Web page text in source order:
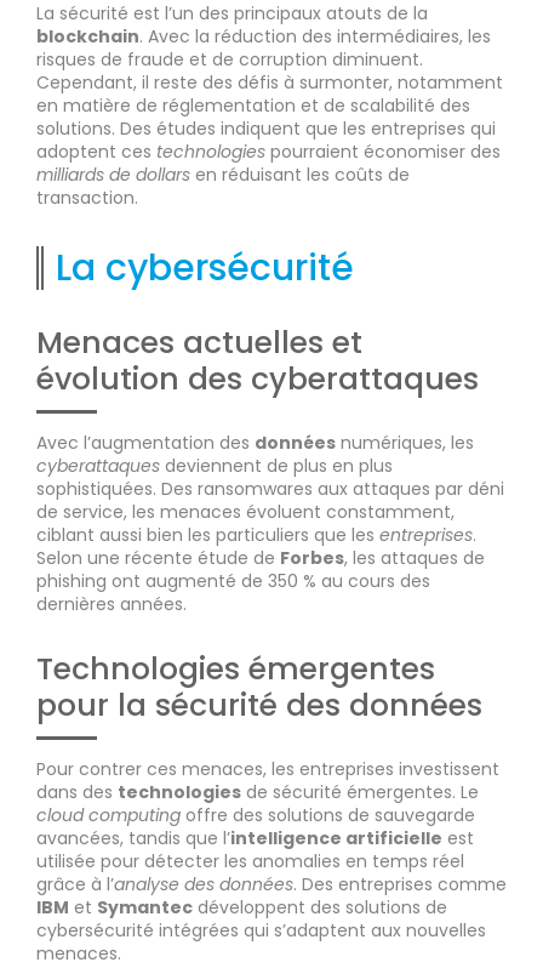
La sécurité est l’un des principaux atouts de la
blockchain. Avec la réduction des intermédiaires, les
risques de fraude et de corruption diminuent.
Cependant, il reste des défis à surmonter, notamment
en matière de réglementation et de scalabilité des
solutions. Des études indiquent que les entreprises qui
adoptent ces technologies pourraient économiser des
milliards de dollars en réduisant les coûts de
transaction.
La cybersécurité
Menaces actuelles et
évolution des cyberattaques
Avec l’augmentation des données numériques, les
cyberattaques deviennent de plus en plus
sophistiquées. Des ransomwares aux attaques par déni
de service, les menaces évoluent constamment,
ciblant aussi bien les particuliers que les entreprises.
Selon une récente étude de Forbes, les attaques de
phishing ont augmenté de 350 % au cours des
dernières années.
Technologies émergentes
pour la sécurité des données
Pour contrer ces menaces, les entreprises investissent
dans des technologies de sécurité émergentes. Le
cloud computing offre des solutions de sauvegarde
avancées, tandis que l’intelligence artificielle est
utilisée pour détecter les anomalies en temps réel
grâce à l’analyse des données. Des entreprises comme
IBM et Symantec développent des solutions de
cybersécurité intégrées qui s’adaptent aux nouvelles
menaces.